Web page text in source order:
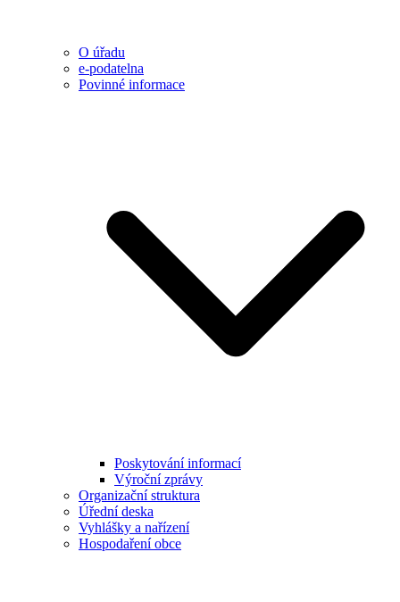
O úřadu
e-podatelna
Povinné informace
Poskytování informací
Výroční zprávy
Organizační struktura
Úřední deska
Vyhlášky a nařízení
Hospodaření obce